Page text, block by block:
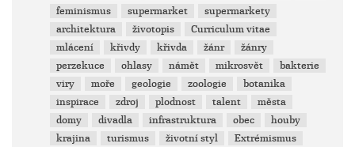
feminismus
supermarket
supermarkety
architektura
životopis
Curriculum vitae
mlácení
křivdy křivda žánr
žánry
perzekuce
ohlasy námět mikrosvět
bakterie
viry
moře geologie zoologie
botanika
inspirace
zdroj plodnost talent
města
domy
divadla infrastruktura obec
houby
krajina
turismus životní styl
Extrémismus